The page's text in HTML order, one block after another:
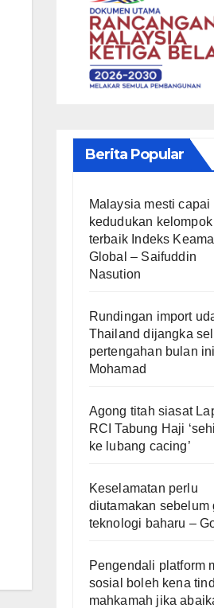
Berita Popular
Malaysia mesti capai
kedudukan
terbaik Indeks
Global – Saifuddin
Nasution
Rundingan import
Thailand dijangka
pertengahan bulan
Mohamad
Agong titah siasat
RCI Tabung Haji
ke lubang cacing’
Keselamatan perlu
diutamakan sebelum
teknologi baharu –
Pengendali platform
sosial boleh kena
mahkamah jika